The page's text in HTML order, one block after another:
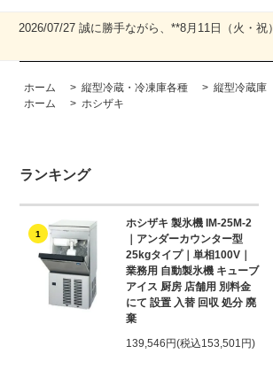
2026/07/27 誠に勝手ながら、**8月11日（火・
ホーム > 縦型冷蔵・冷凍庫各種 > 縦型冷蔵庫
ホーム
> ホシザキ
ランキング
1
ホシザキ 製氷機 IM-25M-2
｜アンダーカウンター型
25kgタイプ｜単相100V｜
業務用 自動製氷機 キューブ
アイス 厨房 店舗用 別料金
にて 設置 入替 回収 処分 廃
棄
139,546円(税込153,501円)